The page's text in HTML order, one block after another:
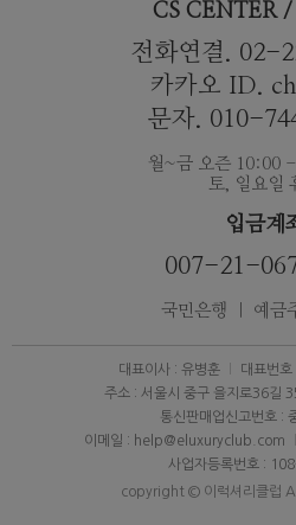
CS CENTER /
전화연결. 02-
카카오 ID.
문자. 010-
월~금 오즌 10:00
토, 일요일
입금계
007-21-
국민은행 ｜ 예금
대표이사 : 유병훈
대표번
주소 : 서울시 중구 을지로36길
통신판매업신고번호 :
이메일 : help@eluxuryclub.com
사업자등록번호 :
copyright © 이럭셔리클럽